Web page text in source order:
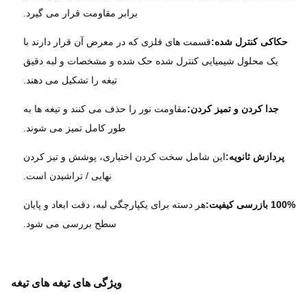
برابر مقاومت قرار می گیرد.
کنترل شده: قسمت های فلزی که در معرض آن قرار دارند با
یک محلول شیمیایی کنترل شده حک شده و مشخصات و لبه دقیق
تیغه را تشکیل می دهند.
جدا کردن و تمیز کردن:مقاومت نور را حذف می کنند و تیغه ها به
طور کامل تمیز می شوند.
پردازش ثانویه:این شامل سخت کردن اختیاری، پوشش و تیز کردن
نهایی / تراشیدن است.
کیفیت:
هر دسته برای یکپارچگی لبه، دقت ابعاد و پایان
سطح بررسی می شود.
ویژگی های تیغه های تیغه